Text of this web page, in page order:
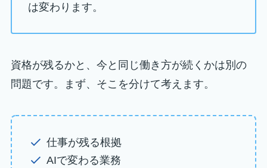
は変わります。
資格が残るかと、今と同じ働き方が続くかは別の
問題です。まず、そこを分けて考えます。
仕事が残る根拠
AIで変わる業務